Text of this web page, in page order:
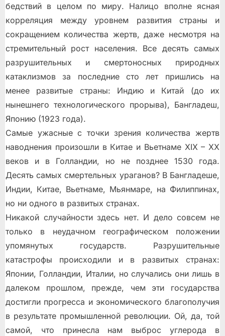
бедствий в целом по миру. Налицо вполне ясная
корреляция между уровнем развития страны и
сокращением количества жертв, даже несмотря на
стремительный рост населения. Все десять самых
разрушительных и смертоносных природных
катаклизмов за последние сто лет пришлись на
менее развитые страны: Индию и Китай (до их
нынешнего технологического прорыва), Бангладеш,
Японию (1923 года).
Самые ужасные с точки зрения количества жертв
наводнения произошли в Китае и Вьетнаме XIX – XX
веков и в Голландии, но не позднее 1530 года.
Десять самых смертельных ураганов? В Бангладеше,
Индии, Китае, Вьетнаме, Мьянмаре, на Филиппинах,
но ни одного в развитых странах.
Никакой случайности здесь нет. И дело совсем не
только в неудачном географическом положении
упомянутых государств. Разрушительные
катастрофы происходили и в развитых странах:
Японии, Голландии, Италии, но случались они лишь в
далеком прошлом, прежде, чем эти государства
достигли прогресса и экономического благополучия
в результате промышленной революции. Ой, да, той
самой, что принесла нам выброс углерода в